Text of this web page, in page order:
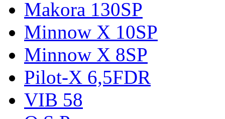
Makora 130SP
Minnow X 10SP
Minnow X 8SP
Pilot-X 6,5FDR
VIB 58